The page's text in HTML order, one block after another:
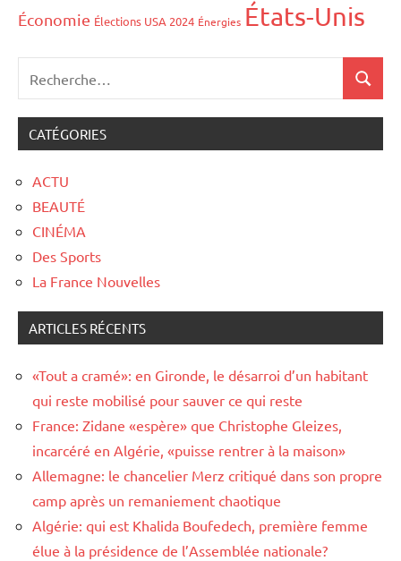
Économie Élections USA 2024 Énergies États-Unis
CATÉGORIES
ACTU
BEAUTÉ
CINÉMA
Des Sports
La France Nouvelles
ARTICLES RÉCENTS
«Tout a cramé»: en Gironde, le désarroi d’un habitant
qui reste mobilisé pour sauver ce qui reste
France: Zidane «espère» que Christophe Gleizes,
incarcéré en Algérie, «puisse rentrer à la maison»
Allemagne: le chancelier Merz critiqué dans son propre
camp après un remaniement chaotique
Algérie: qui est Khalida Boufedech, première femme
élue à la présidence de l’Assemblée nationale?